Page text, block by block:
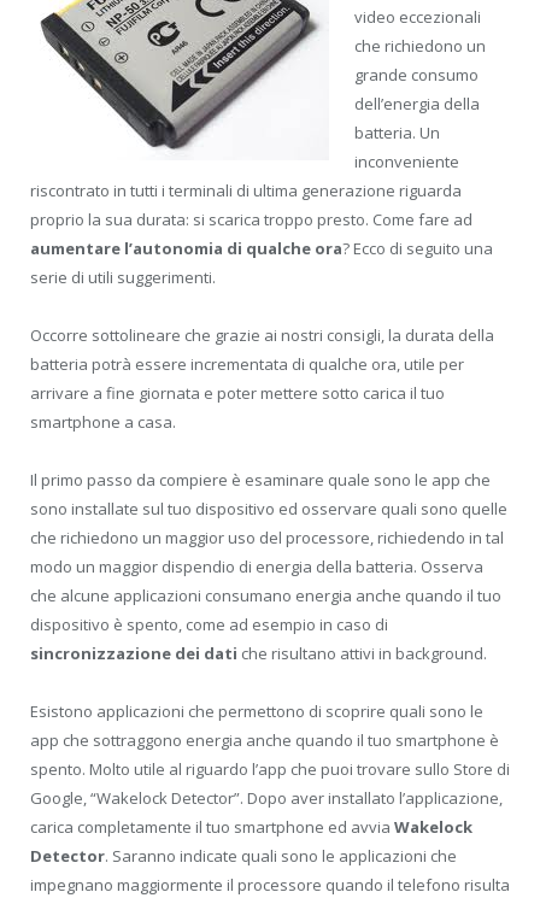
video eccezionali
che richiedono un
grande consumo
dell’energia della
batteria. Un
inconveniente
riscontrato in tutti i terminali di ultima generazione riguarda
proprio la sua durata: si scarica troppo presto. Come fare ad
aumentare l’autonomia di qualche ora? Ecco di seguito una
serie di utili suggerimenti.
Occorre sottolineare che grazie ai nostri consigli, la durata della
batteria potrà essere incrementata di qualche ora, utile per
arrivare a fine giornata e poter mettere sotto carica il tuo
smartphone a casa.
Il primo passo da compiere è esaminare quale sono le app che
sono installate sul tuo dispositivo ed osservare quali sono quelle
che richiedono un maggior uso del processore, richiedendo in tal
modo un maggior dispendio di energia della batteria. Osserva
che alcune applicazioni consumano energia anche quando il tuo
dispositivo è spento, come ad esempio in caso di
sincronizzazione dei dati che risultano attivi in background.
Esistono applicazioni che permettono di scoprire quali sono le
app che sottraggono energia anche quando il tuo smartphone è
spento. Molto utile al riguardo l’app che puoi trovare sullo Store di
Google, “Wakelock Detector”. Dopo aver installato l’applicazione,
carica completamente il tuo smartphone ed avvia Wakelock
Detector. Saranno indicate quali sono le applicazioni che
impegnano maggiormente il processore quando il telefono risulta